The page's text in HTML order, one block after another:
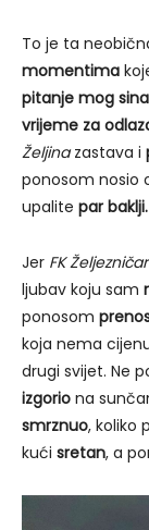
To je ta
momentima
pitanje mog sina
vrijeme za
Željinazastava i
ponosom nosio
upalite par baklji.
Jer FK Željezničar
ljubav koju sam
ponosom
koja nema
drugi svijet. Ne
izgorio na
smrznuo, koliko
kući sretan, a